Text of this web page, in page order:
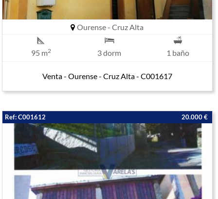
Ourense - Cruz Alta
95 m2 3 dorm 1 baño
Venta - Ourense - Cruz Alta - C001617
Ref: C001612 20.000 €